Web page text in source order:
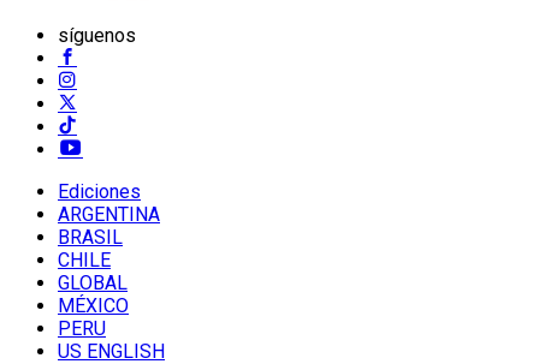
síguenos
Ediciones
ARGENTINA
BRASIL
CHILE
GLOBAL
MÉXICO
PERU
US ENGLISH